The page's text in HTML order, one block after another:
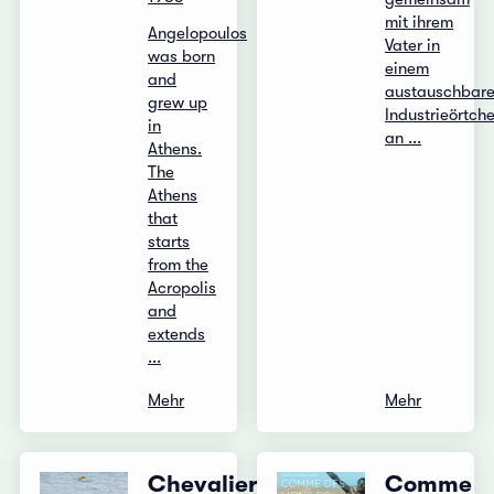
Angelopoulos
was born
and
grew up
in
Athens.
The
Athens
that
starts
from the
Acropolis
and
extends
...
Mehr
mit ihrem
Vater in
einem
an ...
Mehr
Chevalier
Comme